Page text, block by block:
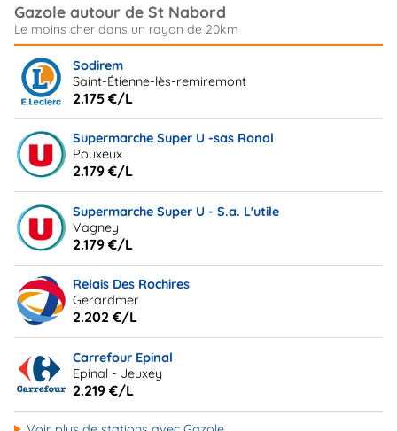
Gazole autour de St Nabord
Sodirem
Saint-Étienne-lès-remiremont
2.175 €/L
Supermarche Super U -sas Ronal
Pouxeux
2.179 €/L
Supermarche Super U - S.a. L'utile
Vagney
2.179 €/L
Relais Des Rochires
Gerardmer
2.202 €/L
Carrefour Epinal
Epinal - Jeuxey
2.219 €/L